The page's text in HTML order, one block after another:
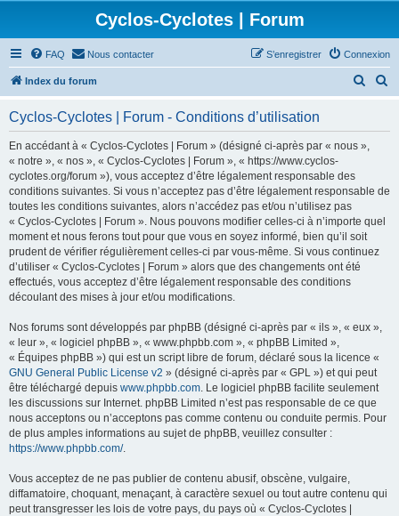
Cyclos-Cyclotes | Forum
FAQ Nous contacter Connexion
S’enregistrer
Index du forum
r
h
e
Cyclos-Cyclotes | Forum - Conditions d’utilisation
En accédant à « Cyclos-Cyclotes | Forum » (désigné ci-après par « nous »,
« notre », « nos », « Cyclos-Cyclotes | Forum », « https://www.cyclos-
cyclotes.org/forum »), vous acceptez d’être légalement responsable des
conditions suivantes. Si vous n’acceptez pas d’être légalement responsable de
toutes les conditions suivantes, alors n’accédez pas et/ou n’utilisez pas
« Cyclos-Cyclotes | Forum ». Nous pouvons modifier celles-ci à n’importe quel
moment et nous ferons tout pour que vous en soyez informé, bien qu’il soit
prudent de vérifier régulièrement celles-ci par vous-même. Si vous continuez
d’utiliser « Cyclos-Cyclotes | Forum » alors que des changements ont été
effectués, vous acceptez d’être légalement responsable des conditions
découlant des mises à jour et/ou modifications.
Nos forums sont développés par phpBB (désigné ci-après par « ils », « eux »,
« leur », « logiciel phpBB », « www.phpbb.com », « phpBB Limited »,
« Équipes phpBB ») qui est un script libre de forum, déclaré sous la licence «
GNU General Public License v2 » (désigné ci-après par « GPL ») et qui peut
être téléchargé depuis www.phpbb.com. Le logiciel phpBB facilite seulement
les discussions sur Internet. phpBB Limited n’est pas responsable de ce que
nous acceptons ou n’acceptons pas comme contenu ou conduite permis. Pour
de plus amples informations au sujet de phpBB, veuillez consulter :
https://www.phpbb.com/.
Vous acceptez de ne pas publier de contenu abusif, obscène, vulgaire,
diffamatoire, choquant, menaçant, à caractère sexuel ou tout autre contenu qui
peut transgresser les lois de votre pays, du pays où « Cyclos-Cyclotes |